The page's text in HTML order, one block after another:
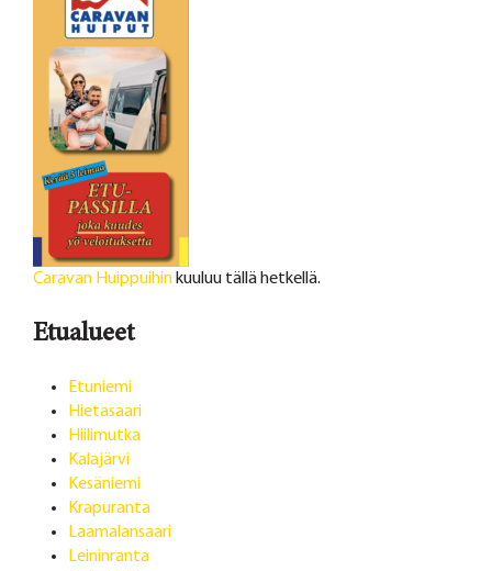
Caravan Huippuihin kuuluu tällä hetkellä.
Etualueet
Etuniemi
Hietasaari
Hiilimutka
Kalajärvi
Kesäniemi
Krapuranta
Laamalansaari
Leininranta